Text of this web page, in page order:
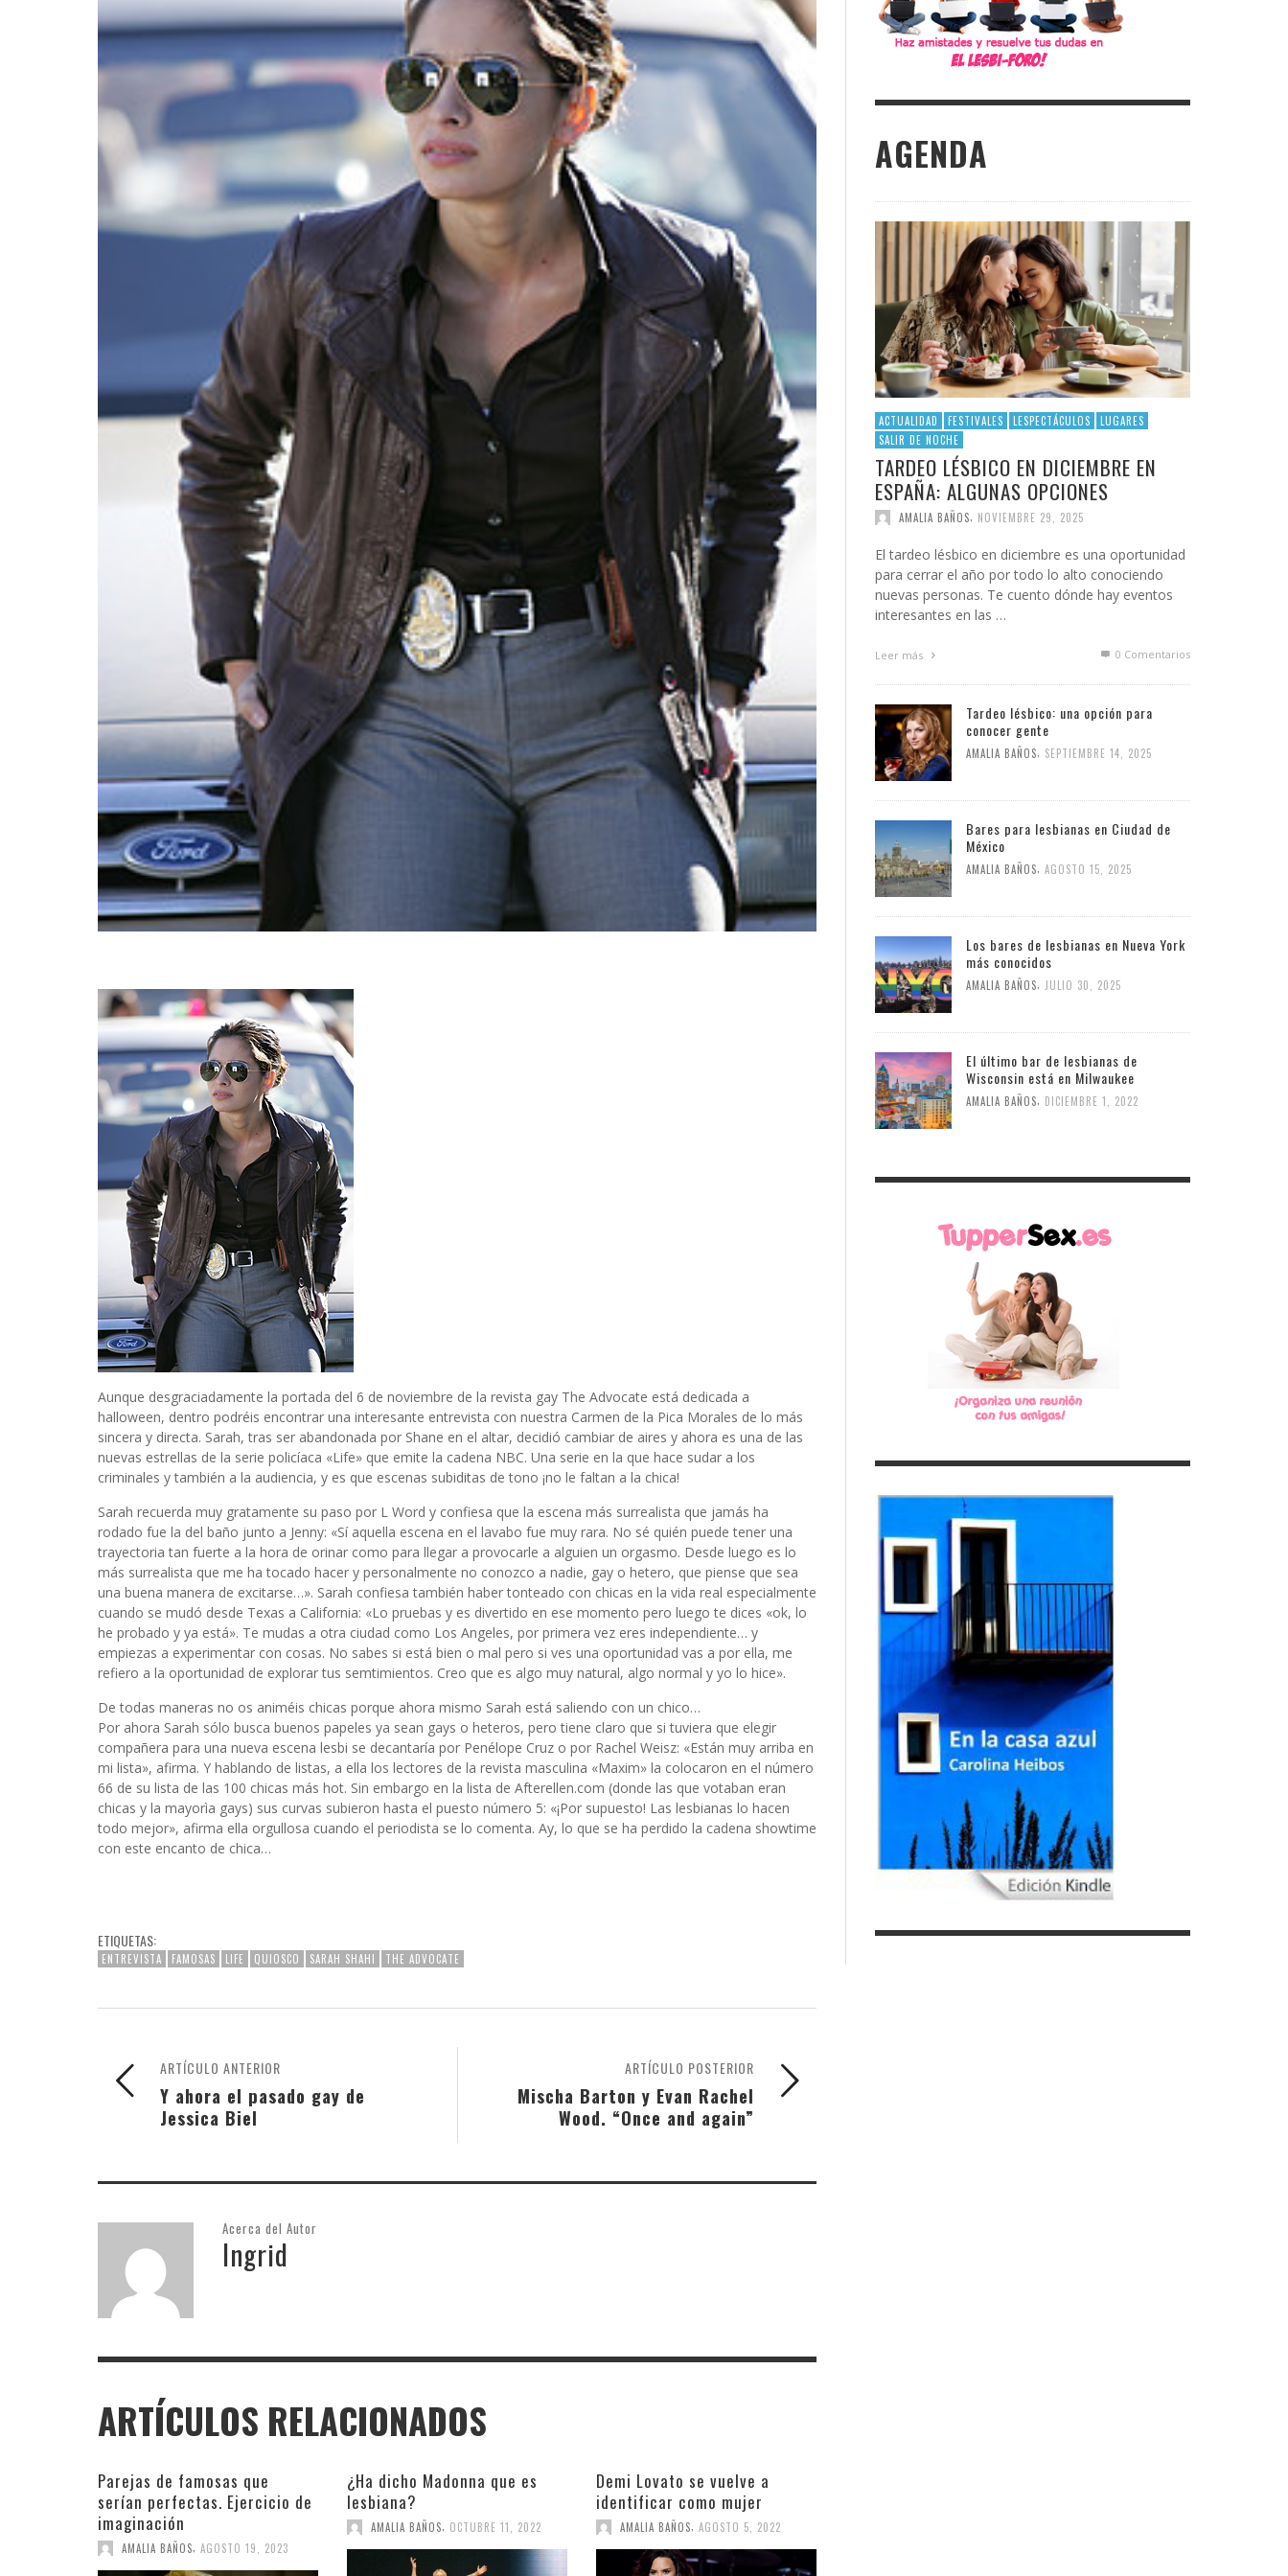
INFIELES
Aunque desgraciadamente la portada del 6 de noviembre de la revista gay The Advocate está dedicada a
halloween, dentro podréis encontrar una interesante entrevista con nuestra Carmen de la Pica Morales de lo más
sincera y directa. Sarah, tras ser abandonada por Shane en el altar, decidió cambiar de aires y ahora es una de las
nuevas estrellas de la serie policíaca «Life» que emite la cadena NBC. Una serie en la que hace sudar a los
criminales y también a la audiencia, y es que escenas subiditas de tono ¡no le faltan a la chica!
Sarah recuerda muy gratamente su paso por L Word y confiesa que la escena más surrealista que jamás ha
rodado fue la del baño junto a Jenny: «Sí aquella escena en el lavabo fue muy rara. No sé quién puede tener una
trayectoria tan fuerte a la hora de orinar como para llegar a provocarle a alguien un orgasmo. Desde luego es lo
más surrealista que me ha tocado hacer y personalmente no conozco a nadie, gay o hetero, que piense que sea
una buena manera de excitarse…». Sarah confiesa también haber tonteado con chicas en la vida real especialmente
cuando se mudó desde Texas a California: «Lo pruebas y es divertido en ese momento pero luego te dices «ok, lo
he probado y ya está». Te mudas a otra ciudad como Los Angeles, por primera vez eres independiente… y
empiezas a experimentar con cosas. No sabes si está bien o mal pero si ves una oportunidad vas a por ella, me
refiero a la oportunidad de explorar tus semtimientos. Creo que es algo muy natural, algo normal y yo lo hice».
De todas maneras no os animéis chicas porque ahora mismo Sarah está saliendo con un chico…
Por ahora Sarah sólo busca buenos papeles ya sean gays o heteros, pero tiene claro que si tuviera que elegir
compañera para una nueva escena lesbi se decantaría por Penélope Cruz o por Rachel Weisz: «Están muy arriba en
mi lista», afirma. Y hablando de listas, a ella los lectores de la revista masculina «Maxim» la colocaron en el número
66 de su lista de las 100 chicas más hot. Sin embargo en la lista de Afterellen.com (donde las que votaban eran
chicas y la mayorìa gays) sus curvas subieron hasta el puesto número 5: «¡Por supuesto! Las lesbianas lo hacen
todo mejor», afirma ella orgullosa cuando el periodista se lo comenta. Ay, lo que se ha perdido la cadena showtime
con este encanto de chica…
ETIQUETAS:
ENTREVISTA FAMOSAS LIFE QUIOSCO SARAH SHAHI THE ADVOCATE
ARTÍCULO POSTERIOR
Mischa Barton y Evan Rachel
Wood. “Once and again”
ARTÍCULO ANTERIOR
Y ahora el pasado gay de
Jessica Biel
Acerca del Autor
Ingrid
ARTÍCULOS RELACIONADOS
Parejas de famosas que
serían perfectas. Ejercicio de
imaginación
AMALIA BAÑOS AGOSTO 19, 2023
¿Ha dicho Madonna que es
lesbiana?
AMALIA BAÑOS OCTUBRE 11, 2022
Demi Lovato se vuelve a
identificar como mujer
AMALIA BAÑOS AGOSTO 5, 2022
AGENDA
ACTUALIDAD FESTIVALES LESPECTÁCULOS
LUGARES
SALIR DE NOCHE
TARDEO LÉSBICO EN DICIEMBRE EN
ESPAÑA: ALGUNAS OPCIONES
AMALIA BAÑOS, NOVIEMBRE 29, 2025
El tardeo lésbico en diciembre es una oportunidad
para cerrar el año por todo lo alto conociendo
nuevas personas. Te cuento dónde hay eventos
interesantes en las …
Leer más 0 Comentarios
Tardeo lésbico: una opción para
conocer gente
AMALIA BAÑOS SEPTIEMBRE 14, 2025
Bares para lesbianas en Ciudad de
México
AMALIA BAÑOS AGOSTO 15, 2025
Los bares de lesbianas en Nueva York
más conocidos
AMALIA BAÑOS JULIO 30, 2025
El último bar de lesbianas de
Wisconsin está en Milwaukee
AMALIA BAÑOS DICIEMBRE 1, 2022